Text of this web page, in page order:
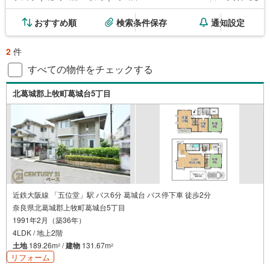
おすすめ順 検索条件保存 通知設定
2 件
すべての物件をチェックする
北葛城郡上牧町葛城台5丁目
近鉄大阪線 「五位堂」駅 バス6分 葛城台 バス停下車 徒歩2分
奈良県北葛城郡上牧町葛城台5丁目
1991年2月（築36年）
4LDK / 地上2階
土地189.26m2 /建物 131.67m2
リフォーム